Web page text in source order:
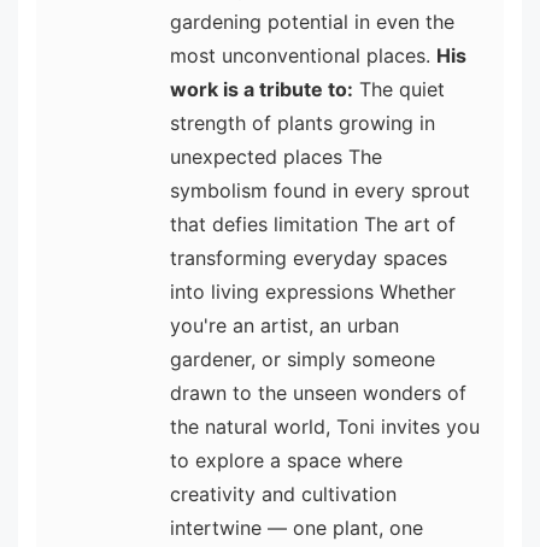
gardening potential in even the
most unconventional places. His
work is a tribute to: The quiet
strength of plants growing in
unexpected places The
symbolism found in every sprout
that defies limitation The art of
transforming everyday spaces
into living expressions Whether
you're an artist, an urban
gardener, or simply someone
drawn to the unseen wonders of
the natural world, Toni invites you
to explore a space where
creativity and cultivation
intertwine — one plant, one